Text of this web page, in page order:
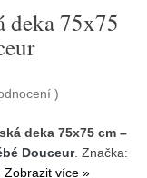
deka 75x75
)
deka 75x75 cm –
Douceur. Značka:
Zobrazit více »